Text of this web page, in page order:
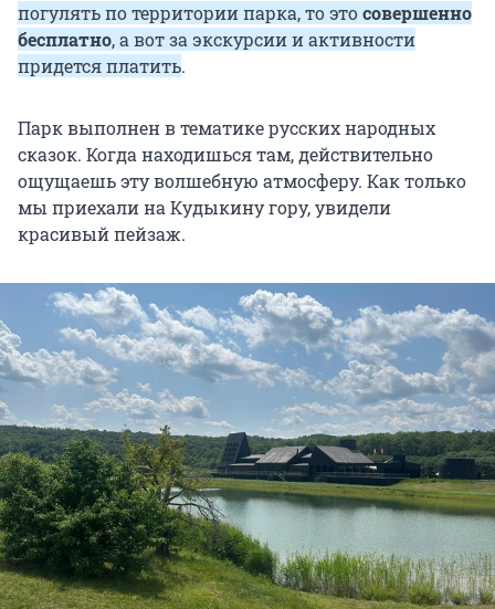
погулять по территории парка, то этосовершенно
бесплатно, а вот за экскурсии и активности
придется платить.
Парк выполнен в тематике русских народных
сказок. Когда находишься там, действительно
ощущаешь эту волшебную атмосферу. Как только
мы приехали на Кудыкину гору, увидели
красивый пейзаж.